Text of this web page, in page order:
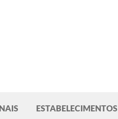
ESTABELECIMENTOS